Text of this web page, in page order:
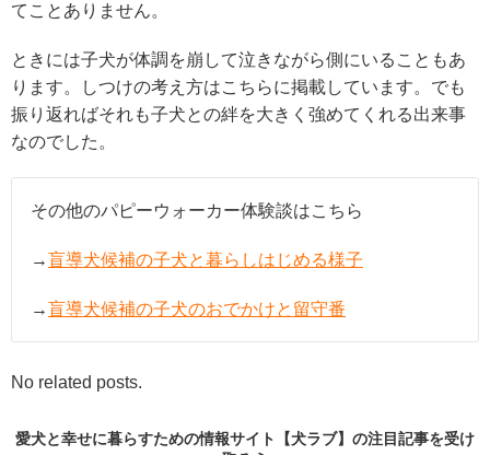
てことありません。
ときには子犬が体調を崩して泣きながら側にいることもあ
ります。しつけの考え方はこちらに掲載しています。でも
振り返ればそれも子犬との絆を大きく強めてくれる出来事
なのでした。
その他のパピーウォーカー体験談はこちら
→盲導犬候補の子犬と暮らしはじめる様子
→盲導犬候補の子犬のおでかけと留守番
No related posts.
愛犬と幸せに暮らすための情報サイト【犬ラブ】の注目記事を受け